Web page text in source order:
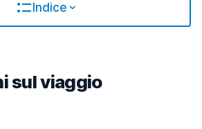
Indice
sul viaggio